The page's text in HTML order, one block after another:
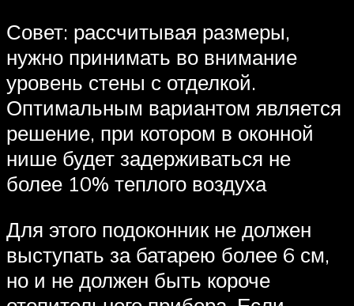
Совет: рассчитывая размеры,
нужно принимать во внимание
уровень стены с отделкой.
Оптимальным вариантом является
решение, при котором в оконной
нише будет задерживаться не
более 10% теплого воздуха
Для этого подоконник не должен
выступать за батарею более 6 см,
но и не должен быть короче